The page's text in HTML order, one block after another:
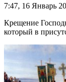
7:47, 16 Январь
Крещение
который в